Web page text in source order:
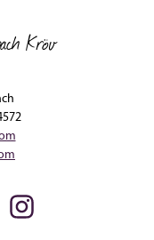
Kröv
Instagram